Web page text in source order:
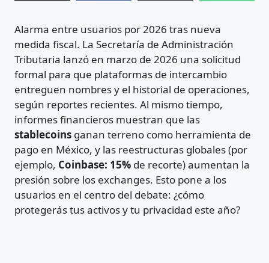
Alarma entre usuarios por 2026 tras nueva
medida fiscal. La Secretaría de Administración
Tributaria lanzó en marzo de 2026 una solicitud
formal para que plataformas de intercambio
entreguen nombres y el historial de operaciones,
según reportes recientes. Al mismo tiempo,
informes financieros muestran que las
stablecoins ganan terreno como herramienta de
pago en México, y las reestructuras globales (por
ejemplo, Coinbase: 15% de recorte) aumentan la
presión sobre los exchanges. Esto pone a los
usuarios en el centro del debate: ¿cómo
protegerás tus activos y tu privacidad este año?